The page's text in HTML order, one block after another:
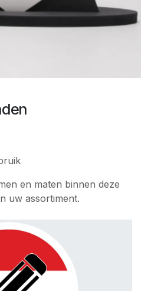
en maten binnen deze
uw assortiment.